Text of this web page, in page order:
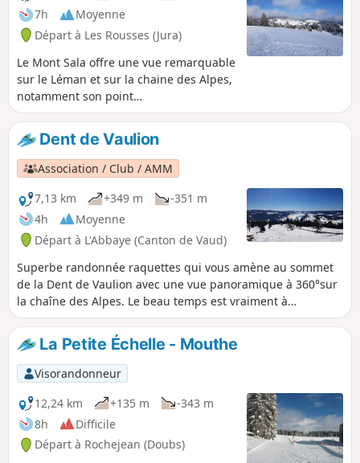
7h
Moyenne
Départ à Les Rousses (Jura)
Le Mont Sala offre une vue remarquable
sur le Léman et sur la chaine des Alpes,
notamment son point
culminant.Remarque importante
mentionnée par un randonneur : ce
topo est situé dans une zone
réglementée par le District Franc
Fédéral du Noirmont ; en période
hivernale, seuls les sentiers balisés sont
autorisés afin de préserver la faune
sauvage, les accès au Crêt des Danses
et au sommet 1515 sont donc interdits.
Dent de Vaulion
Association / Club / AMM
7,13 km
+349 m
-351 m
4h
Moyenne
Départ à L'Abbaye (Canton de Vaud)
Superbe randonnée raquettes qui vous amène au sommet
de la Dent de Vaulion avec une vue panoramique à 360°sur
la chaîne des Alpes. Le beau temps est vraiment à
privilégier pour cette balade si l'on veut profiter de la vue
exceptionnelle des Alpes en particulier, sans oublier les
trois lacs : Léman, Joux et Brenet.
La Petite Échelle - Mouthe
Visorandonneur
12,24 km
+135 m
-343 m
8h
Difficile
Départ à Rochejean (Doubs)